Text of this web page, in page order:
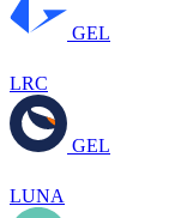
GEL
LRC
GEL
LUNA